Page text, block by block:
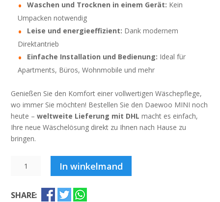
Waschen und Trocknen in einem Gerät: Kein
Umpacken notwendig
Leise und energieeffizient: Dank modernem
Direktantrieb
Einfache Installation und Bedienung: Ideal für
Apartments, Büros, Wohnmobile und mehr
Genießen Sie den Komfort einer vollwertigen Wäschepflege,
wo immer Sie möchten! Bestellen Sie den Daewoo MINI noch
heute –weltweite Lieferung mit DHL macht es einfach,
Ihre neue Wäschelösung direkt zu Ihnen nach Hause zu
bringen.
Tiny
In winkelmand
SHARE: